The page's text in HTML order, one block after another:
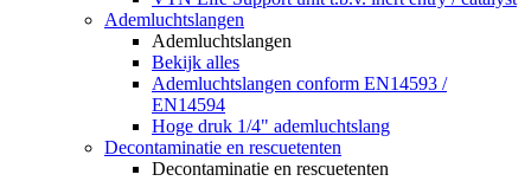
Ademluchtslangen
Ademluchtslangen
Bekijk alles
Ademluchtslangen conform EN14593 /
EN14594
Hoge druk 1/4" ademluchtslang
Decontaminatie en rescuetenten
Decontaminatie en rescuetenten